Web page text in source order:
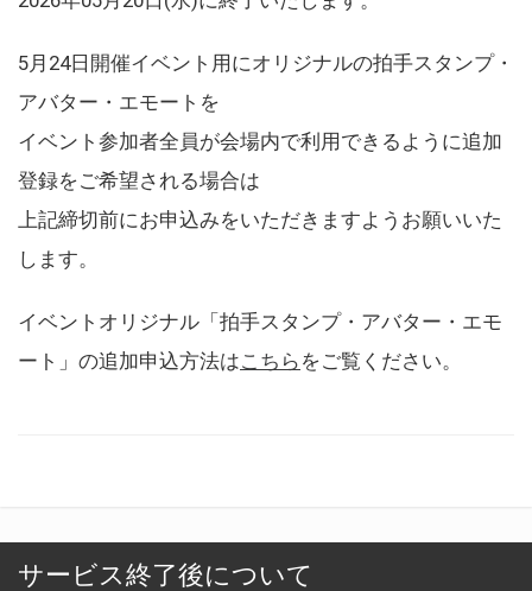
5月24日開催イベント用にオリジナルの拍手スタンプ・
アバター・エモートを
イベント参加者全員が会場内で利用できるように追加
登録をご希望される場合は
上記締切前にお申込みをいただきますようお願いいた
します。
イベントオリジナル「拍手スタンプ・アバター・エモ
ート」の追加申込方法はこちら をご覧ください。
サービス終了後について